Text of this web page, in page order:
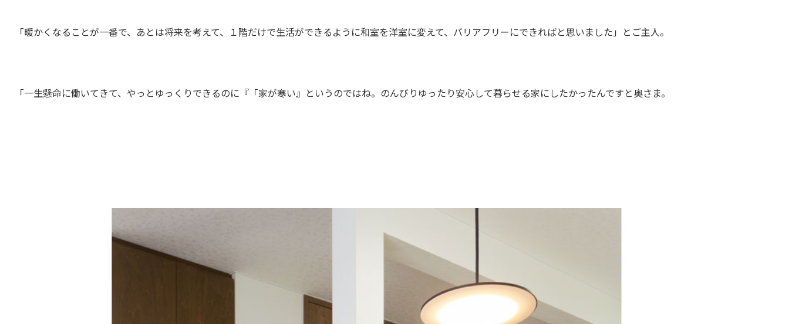
「暖かくなることが一番で、あとは将来を考えて、１階だけで生活ができるように和室を洋室に変えて、バリアフリーにできればと思いました」とご主人。
「一生懸命に働いてきて、やっとゆっくりできるのに『「家が寒い』というのではね。のんびりゆったり安心して暮らせる家にしたかったんですと奥さま。